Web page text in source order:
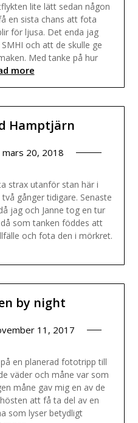
lite lätt sedan någon
en sista chans att fota
för ljusa. Det enda jag
och att de skulle ge
Med tanke på hur
more
Hamptjärn
mars 20, 2018
strax utanför stan här i
gånger tidigare. Senaste
jag och Janne tog en tur
som tanken föddes att
och fota den i mörkret.
by night
11, 2017
en planerad fototripp till
väder och måne var som
måne gav mig en av de
att få ta del av en
som lyser betydligt